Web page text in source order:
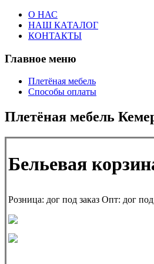
О НАС
НАШ КАТАЛОГ
КОНТАКТЫ
Главное меню
Плетёная мебель
Способы оплаты
Плетёная мебель
Бельевая
Розница: дог под заказ Опт: дог под